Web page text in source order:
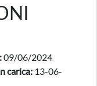
09/06/2024
carica: 13-06-